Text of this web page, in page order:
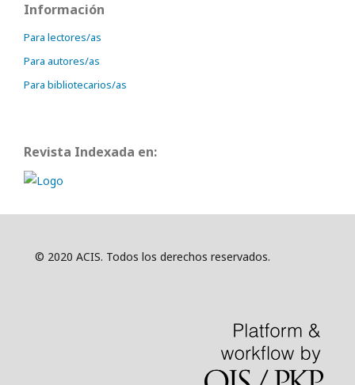
Información
Para lectores/as
Para autores/as
Para bibliotecarios/as
Revista Indexada en:
© 2020 ACIS. Todos los derechos reservados.